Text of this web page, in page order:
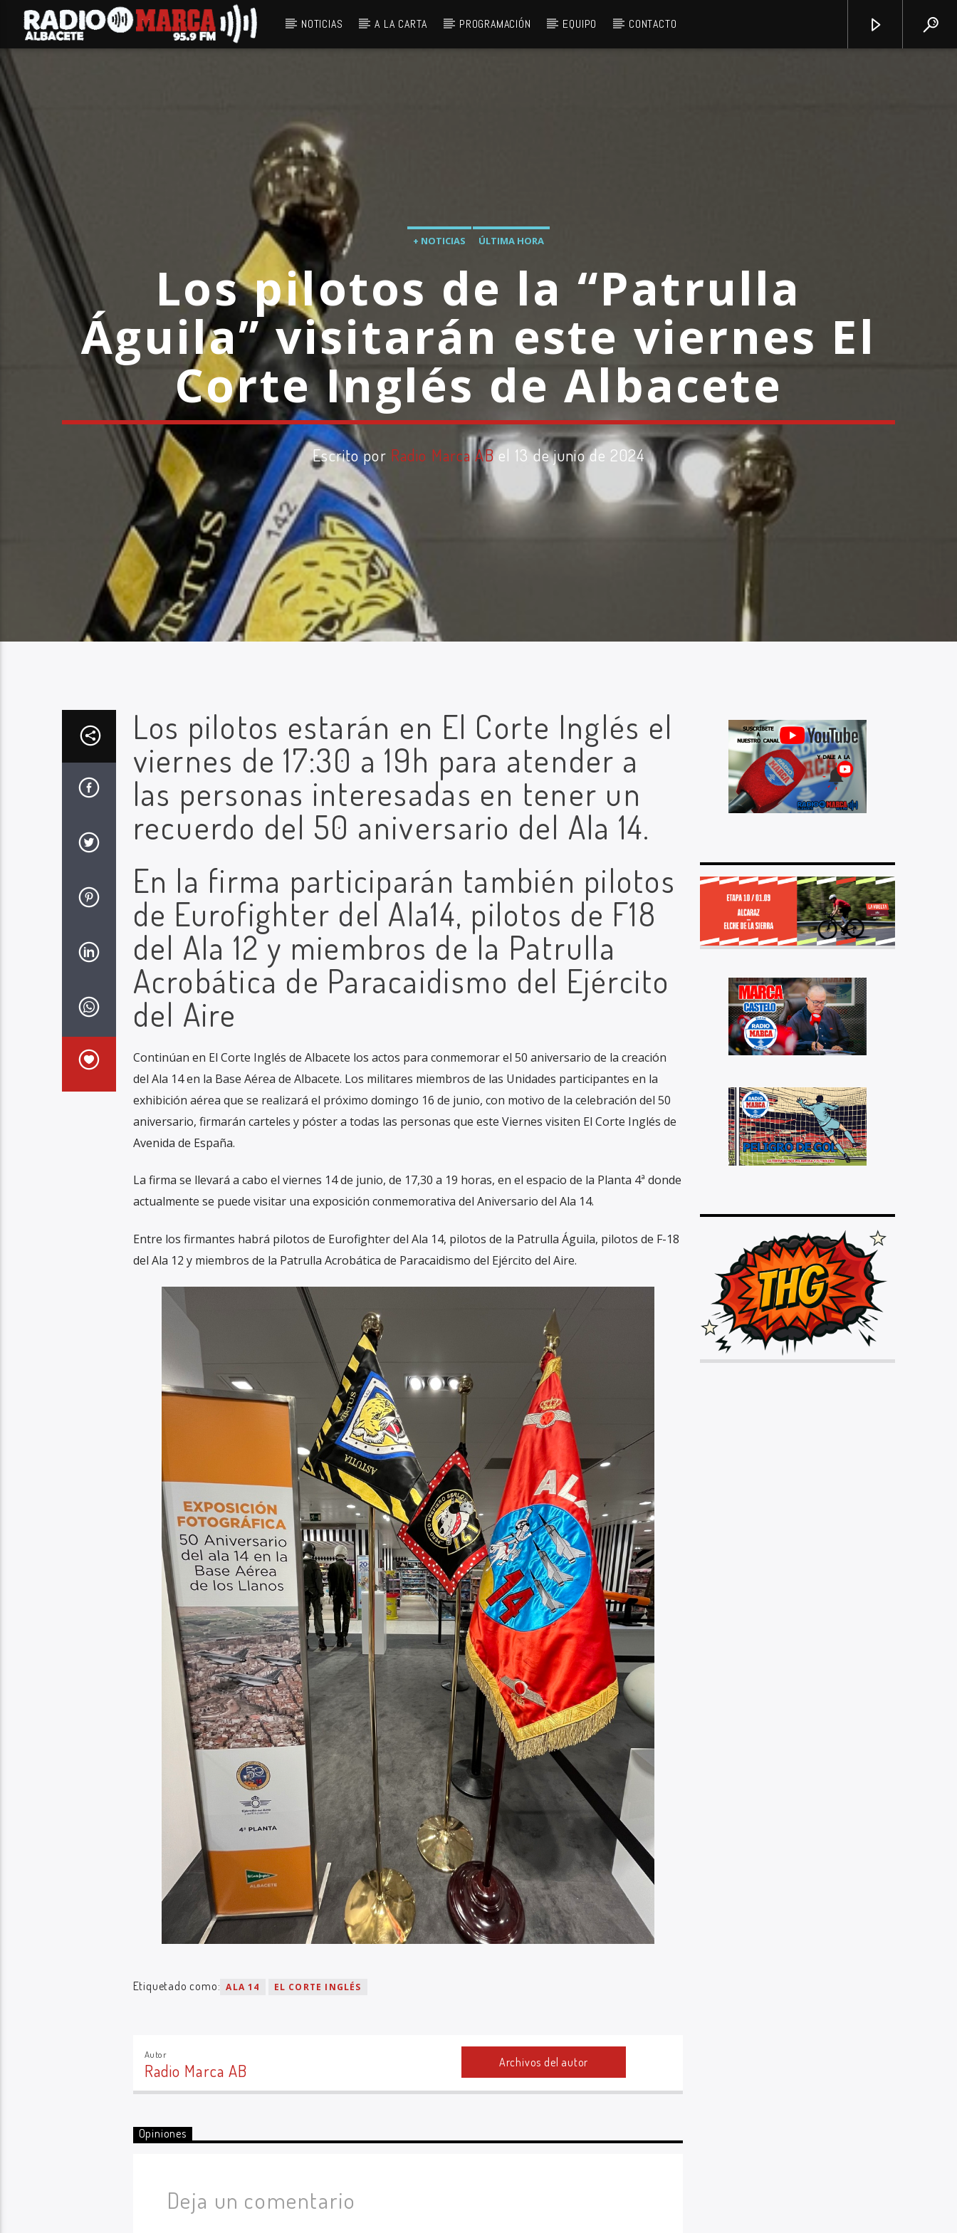
NOTICIAS A LA CARTA PROGRAMACIÓN EQUIPO CONTACTO
+ NOTICIAS ÚLTIMA HORA
Los pilotos de la “Patrulla
Águila” visitarán este viernes El
Corte Inglés de Albacete
Escrito por Radio Marca ABel 13 de junio de 2024
Los pilotos estarán en El Corte Inglés el
viernes de 17:30 a 19h para atender a
las personas interesadas en tener un
recuerdo del 50 aniversario del Ala 14.
En la firma participarán también pilotos
de Eurofighter del Ala14, pilotos de F18
del Ala 12 y miembros de la Patrulla
Acrobática de Paracaidismo del Ejército
del Aire
Continúan en El Corte Inglés de Albacete los actos para conmemorar el 50 aniversario de la creación
del Ala 14 en la Base Aérea de Albacete. Los militares miembros de las Unidades participantes en la
exhibición aérea que se realizará el próximo domingo 16 de junio, con motivo de la celebración del 50
aniversario, firmarán carteles y póster a todas las personas que este Viernes visiten El Corte Inglés de
Avenida de España.
La firma se llevará a cabo el viernes 14 de junio, de 17,30 a 19 horas, en el espacio de la Planta 4ª donde
actualmente se puede visitar una exposición conmemorativa del Aniversario del Ala 14.
Entre los firmantes habrá pilotos de Eurofighter del Ala 14, pilotos de la Patrulla Águila, pilotos de F-18
del Ala 12 y miembros de la Patrulla Acrobática de Paracaidismo del Ejército del Aire.
Etiquetado como: ALA 14 EL CORTE INGLÉS
Autor
Radio Marca AB Archivos del autor
Opiniones
Deja un comentario